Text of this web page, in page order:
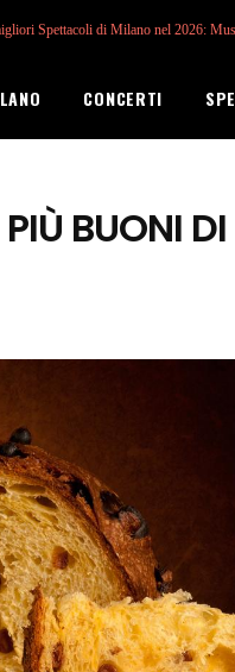
Spettacoli di Milano nel 2026:
CONCERTI
BUONI DI